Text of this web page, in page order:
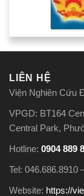
LIÊN HỆ
Viện Nghiên Cứu
VPGD: BT164
Central Park,
Hotline: 0904 889
Tel: 046.686.8910
Website: https://